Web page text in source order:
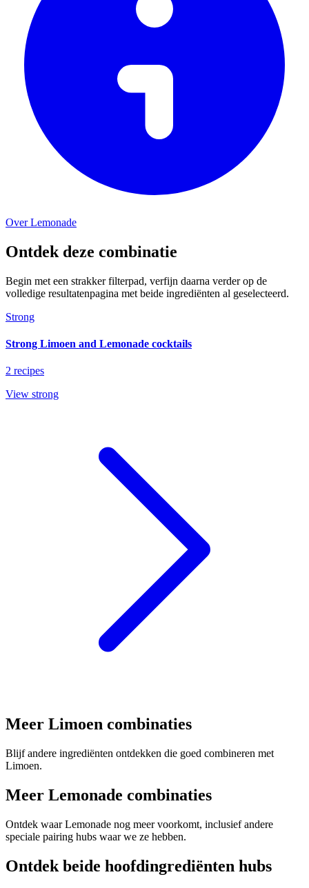
Over Lemonade
Ontdek deze combinatie
Begin met een strakker filterpad, verfijn daarna verder op de
volledige resultatenpagina met beide ingrediënten al geselecteerd.
Strong
Strong Limoen and Lemonade cocktails
2 recipes
View strong
Meer Limoen combinaties
Blijf andere ingrediënten ontdekken die goed combineren met
Limoen.
Meer Lemonade combinaties
Ontdek waar Lemonade nog meer voorkomt, inclusief andere
speciale pairing hubs waar we ze hebben.
Ontdek beide hoofdingrediënten hubs